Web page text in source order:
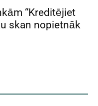
“Kreditējiet
skan nopietnāk